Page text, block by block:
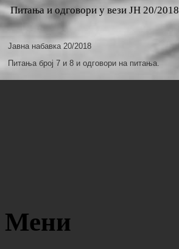
Питања и одговори у вези ЈН 20/2018
Јавна набавка 20/2018
Питања број 7 и 8 и одговори на питања.
Мени